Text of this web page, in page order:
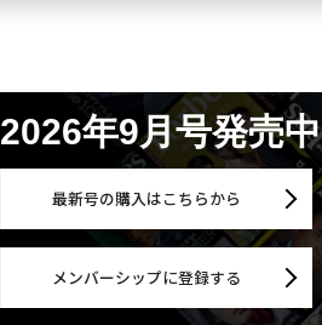
2026年9月号発売中
最新号の購入はこちらから
メンバーシップに登録する